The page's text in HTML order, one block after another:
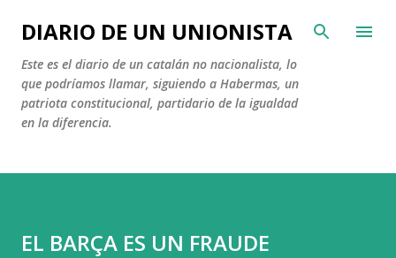
Ir al contenido principal
DIARIO DE UN UNIONISTA
Este es el diario de un catalán no nacionalista, lo
que podríamos llamar, siguiendo a Habermas, un
patriota constitucional, partidario de la igualdad
en la diferencia.
EL BARÇA ES UN FRAUDE